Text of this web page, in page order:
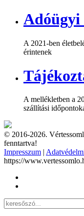
Adóügyi
A 2021-ben
érintenek
A mellékletben a
szállítási
© 2016-2026.
fenntartva!
Impresszum |
https://